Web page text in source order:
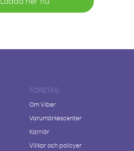
FÖRETAG
Om Viber
Varumärkescenter
Karriär
Villkor och policyer